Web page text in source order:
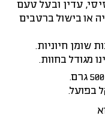
עדין ובעל טעם
או בישול ברטבים
שומן חיוניות.
מגודל בחוות.
בפועל.